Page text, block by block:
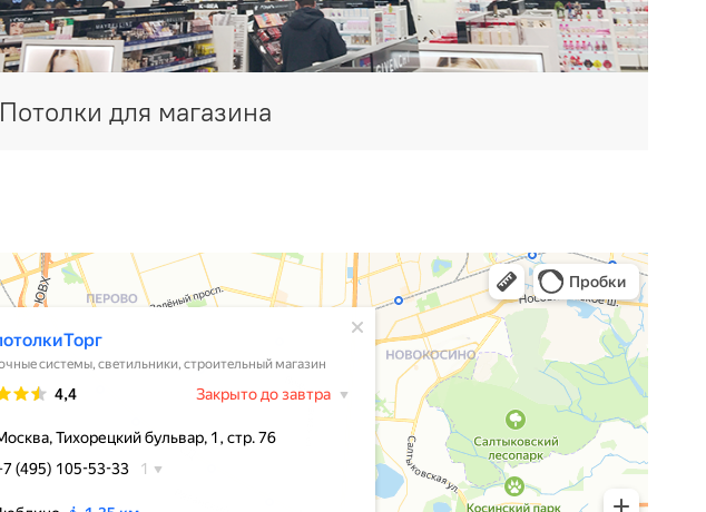
Потолки для магазина